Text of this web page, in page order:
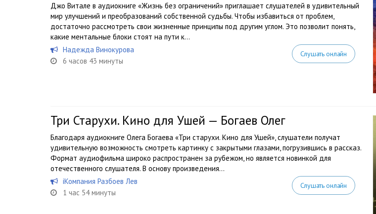
Джо Витале в аудиокниге «Жизнь без ограничений» приглашает слушателей в удивительный
мир улучшений и преобразований собственной судьбы. Чтобы избавиться от проблем,
достаточно рассмотреть свои жизненные принципы под другим углом. Это позволит понять,
какие ментальные блоки стоят на пути к...
Надежда Винокурова
6 часов 43 минуты
Слушать онлайн
Три Старухи. Кино для Ушей — Богаев Олег
Благодаря аудиокниге Олега Богаева «Три старухи. Кино для Ушей», слушатели получат
удивительную возможность смотреть картинку с закрытыми глазами, погрузившись в рассказ.
Формат аудиофильма широко распространен за рубежом, но является новинкой для
отечественного слушателя. В основу произведения...
iКомпания Разбоев Лев
1 час 54 минуты
Слушать онлайн